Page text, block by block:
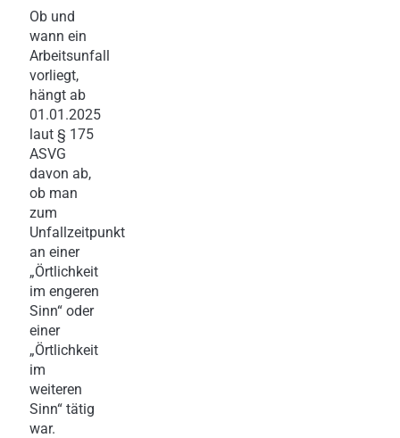
Ob und
wann ein
Arbeitsunfall
vorliegt,
hängt ab
01.01.2025
laut § 175
ASVG
davon ab,
ob man
zum
Unfallzeitpunkt
an einer
„Örtlichkeit
im engeren
Sinn“ oder
einer
„Örtlichkeit
im
weiteren
Sinn“ tätig
war.